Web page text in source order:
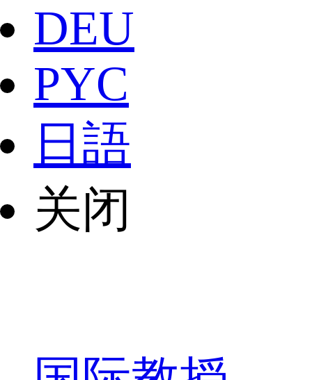
DEU
РYC
日語
关闭